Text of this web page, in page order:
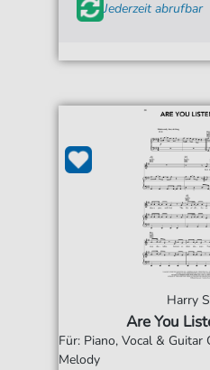
Jederzeit abrufbar
Harry
Are You
Für: Piano, Vocal &
Melody